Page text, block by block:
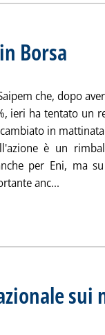
Borsa
che, dopo
ieri ha tentato un
in
è un
per Eni, ma
anc...
sui
il peso fiscale sui